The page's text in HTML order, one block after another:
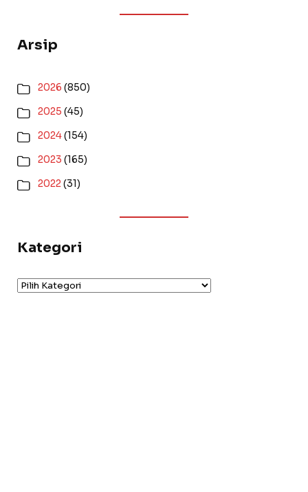
Arsip
2026 (850)
2025 (45)
2024(154)
2023 (165)
2022(31)
Kategori
Kategori